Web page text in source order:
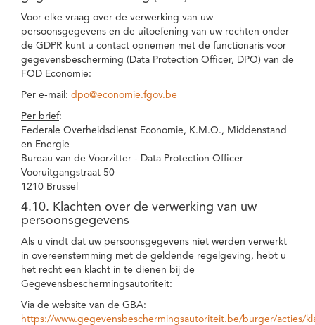
Voor elke vraag over de verwerking van uw
persoonsgegevens en de uitoefening van uw rechten onder
de GDPR kunt u contact opnemen met de functionaris voor
gegevensbescherming (Data Protection Officer, DPO) van de
FOD Economie:
Per e-mail : dpo@economie.fgov.be
Per brief:
Federale Overheidsdienst Economie, K.M.O., Middenstand
en Energie
Bureau van de Voorzitter - Data Protection Officer
Vooruitgangstraat 50
1210 Brussel
4.10. Klachten over de verwerking van uw
persoonsgegevens
Als u vindt dat uw persoonsgegevens niet werden verwerkt
in overeenstemming met de geldende regelgeving, hebt u
het recht een klacht in te dienen bij de
Gegevensbeschermingsautoriteit:
Via de website van de GBA:
https://www.gegevensbeschermingsautoriteit.be/burger/acties/